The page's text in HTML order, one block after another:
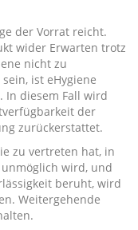
der Vorrat reicht.
wider Erwarten trotz
nicht zu
ist eHygiene
In diesem Fall wird
der
zurückerstattet.
zu vertreten hat, in
wird, und
beruht, wird
Weitergehende